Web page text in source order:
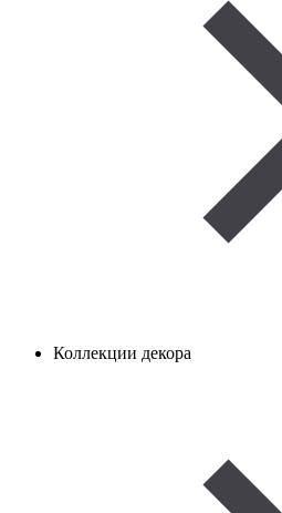
Коллекции декора